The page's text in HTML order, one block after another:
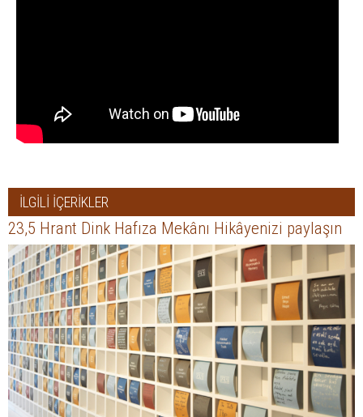
İLGİLİ İÇERİKLER
23,5 Hrant Dink Hafıza Mekânı Hikâyenizi paylaşın